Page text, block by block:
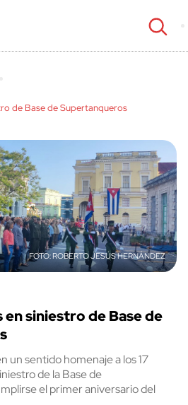
de Base de Supertanqueros
ROBERTO JESÚS HERNÁNDEZ
en siniestro de Base de
un sentido homenaje a los 17
de la Base de
el primer aniversario del